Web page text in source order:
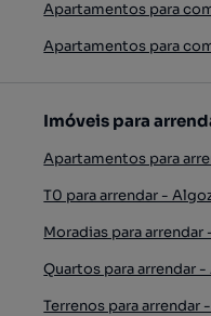
Apartamentos para
Apartamentos para
Imóveis para
Apartamentos para
T0 para arrendar -
Moradias para arrendar
Quartos para arrendar -
Terrenos para arrendar